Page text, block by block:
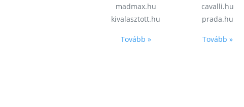
madmax.hu
kivalasztott.hu
Tovább »
cavalli.hu
prada.hu
Tovább »